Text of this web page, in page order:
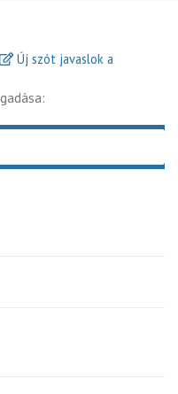
Új szót javaslok a